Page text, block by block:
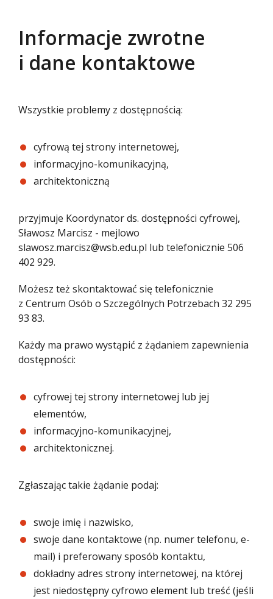
Informacje zwrotne
i dane kontaktowe
Wszystkie problemy z dostępnością:
cyfrową tej strony internetowej,
informacyjno-komunikacyjną,
architektoniczną
przyjmuje Koordynator ds. dostępności cyfrowej,
Sławosz Marcisz - mejlowo
slawosz.marcisz@wsb.edu.pl lub telefonicznie 506
402 929.
Możesz też skontaktować się telefonicznie
z Centrum Osób o Szczególnych Potrzebach 32 295
93 83.
Każdy ma prawo wystąpić z żądaniem zapewnienia
dostępności:
cyfrowej tej strony internetowej lub jej
elementów,
informacyjno-komunikacyjnej,
architektonicznej.
Zgłaszając takie żądanie podaj:
swoje imię i nazwisko,
swoje dane kontaktowe (np. numer telefonu, e-
mail) i preferowany sposób kontaktu,
dokładny adres strony internetowej, na której
jest niedostępny cyfrowo element lub treść (jeśli